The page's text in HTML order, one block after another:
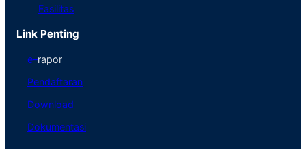
Fasilitas
Link Penting
e–rapor
Pendaftaran
Download
Dokumentasi